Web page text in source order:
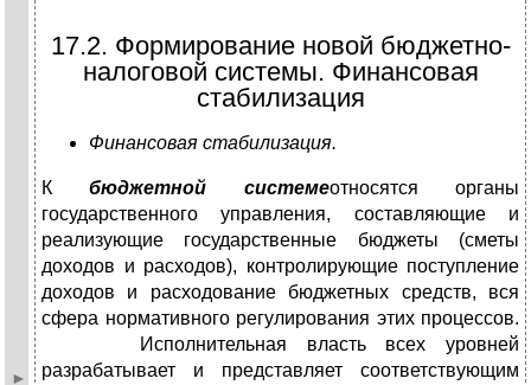
17.2. Формирование новой бюджетно-
налоговой системы. Финансовая
стабилизация
Финансовая стабилизация.
Кбюджетной системеотносятся органы
государственного управления, составляющие и
реализующие государственные бюджеты (сметы
доходов и расходов), контролирующие поступление
доходов и расходование бюджетных средств, вся
сфера нормативного регулирования этих процессов.
Исполнительная власть всех уровней
разрабатывает и представляет соответствующим